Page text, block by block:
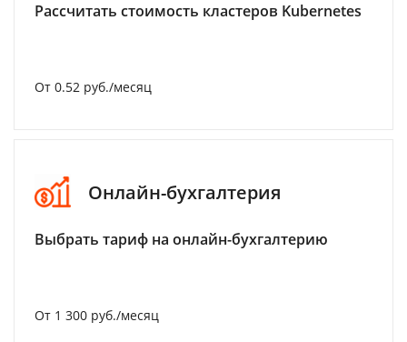
Рассчитать стоимость кластеров Kubernetes
От 0.52 руб./месяц
Онлайн-бухгалтерия
Выбрать тариф на онлайн-бухгалтерию
От 1 300 руб./месяц